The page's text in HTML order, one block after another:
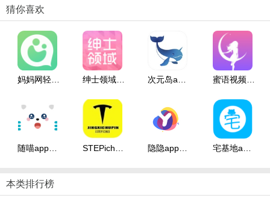
乐。
软件点评
旗米拉论坛app可以认识超多的网友，你可以在交流板块中评论他人
的帖子以及视频作品。现在旗米拉飞猴论坛vip版
版软件汇集了
猜你喜欢
本类排行榜